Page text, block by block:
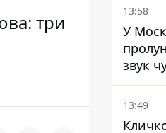
три
13:58
У
звук
13:49